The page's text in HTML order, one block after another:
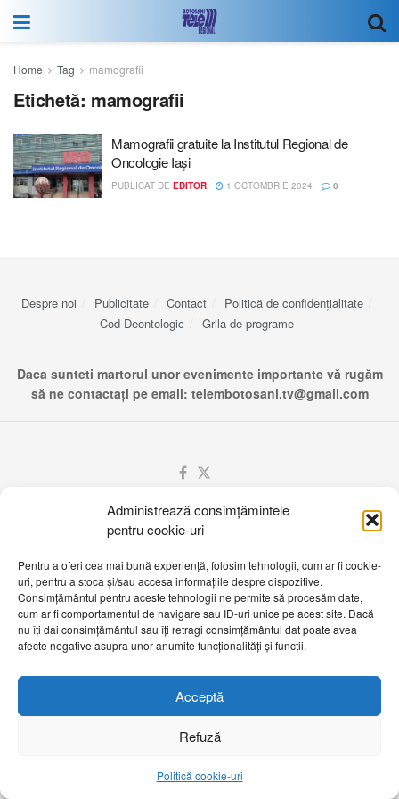
Administrează consimțămintele
pentru cookie-uri
Pentru a oferi cea mai bună experiență, folosim tehnologii, cum ar fi cookie-
uri, pentru a stoca și/sau accesa informațiile despre dispozitive.
Consimțământul pentru aceste tehnologii ne permite să procesăm date,
cum ar fi comportamentul de navigare sau ID-uri unice pe acest site. Dacă
nu îți dai consimțământul sau îți retragi consimțământul dat poate avea
afecte negative asupra unor anumite funcționalități și funcții.
Acceptă
Refuză
Politică cookie-uri
Home Tag mamografii
Etichetă: mamografii
Mamografii gratuite la Institutul Regional de
Oncologie Iaşi
PUBLICAT DE EDITOR 1 OCTOMBRIE 2024 0
Despre noi Publicitate Contact
Politică de confidențialitate
Cod Deontologic
Grila de programe
Daca sunteti martorul unor evenimente importante vă rugăm
să ne contactați pe email: telembotosani.tv@gmail.com